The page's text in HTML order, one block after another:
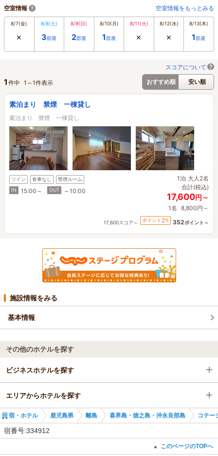
空室情報 空室情報をもっとみる
8/7(金)
×
8/8(土)
3部屋
8/9(日)
2部屋
8/10(月)
1部屋
8/11(火)
×
8/12(水)
×
8/13(木)
1部屋
スコアについて
おすすめ順
安い順
1 件中 1 ～1件表示
素泊まり 禁煙 一棟貸し
素泊まり 禁煙 一棟貸し
ツイン 食事なし
禁煙ルーム
IN
15:00～ OUT ～10:00
1泊 大人2名
合計(税込)
17,600円～
1名 8,800円～
17,600スコア～ ポイント 2% 352ポイント～
施設情報をみる
基本情報
その他のホテルを探す
ビジネスホテルを探す
鹿児島県
離島
エリアからホテルを探す
鹿児島県
宿・ホテル 鹿児島県 離島 喜界島・徳之島・沖永良部島 コテ
宿番号:334912
▲ このページのTOPへ